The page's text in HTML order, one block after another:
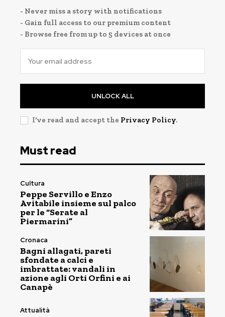
- Never miss a story with notifications
- Gain full access to our premium content
- Browse free from up to 5 devices at once
UNLOCK ALL
I've read and accept the Privacy Policy.
Must read
Cultura
Peppe Servillo e Enzo
Avitabile insieme sul palco
per le “Serate al
Piermarini”
Cronaca
Bagni allagati, pareti
sfondate a calci e
imbrattate: vandali in
azione agli Orti Orfini e ai
Canapè
Attualità